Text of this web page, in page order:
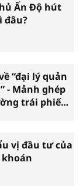
Ấn Độ hút
đâu?
“đại lý quản
- Mảnh ghép
trái phiếu
vị đầu tư của
khoán